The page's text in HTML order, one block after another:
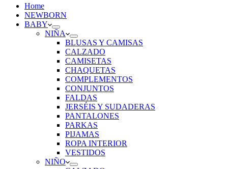
Home
NEWBORN
BABY
NIÑA
BLUSAS Y CAMISAS
CALZADO
CAMISETAS
CHAQUETAS
COMPLEMENTOS
CONJUNTOS
FALDAS
JERSÉIS Y SUDADERAS
PANTALONES
PARKAS
PIJAMAS
ROPA INTERIOR
VESTIDOS
NIÑO